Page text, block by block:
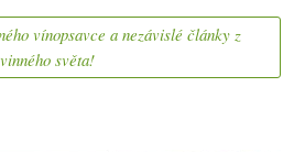
vínopsavce a nezávislé články z
vinného světa!